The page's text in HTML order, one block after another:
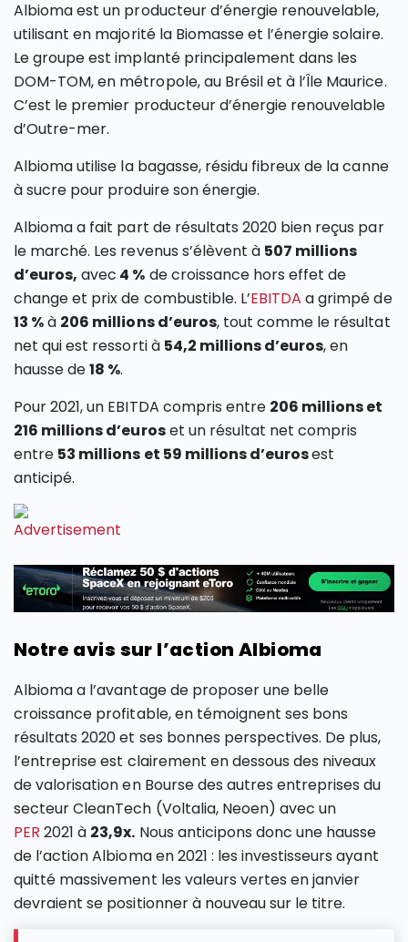
Albioma est un producteur d’énergie renouvelable,
utilisant en majorité la Biomasse et l’énergie solaire.
Le groupe est implanté principalement dans les
DOM-TOM, en métropole, au Brésil et à l’Île Maurice.
C’est le premier producteur d’énergie renouvelable
d’Outre-mer.
Albioma utilise la bagasse, résidu fibreux de la canne
à sucre pour produire son énergie.
Albioma a fait part de résultats 2020 bien reçus par
le marché. Les revenus s’élèvent à 507 millions
d’euros, avec 4 % de croissance hors effet de
change et prix de combustible. L’EBITDA a grimpé de
13 %à 206 millions d’euros, tout comme le résultat
net qui est ressorti à 54,2 millions d’euros, en
hausse de18 %.
Pour 2021, un EBITDA compris entre 206 millions et
216 millions d’euroset un résultat net compris
entre 53 millions et 59 millions d’eurosest
anticipé.
Notre avis sur l’action Albioma
Albioma a l’avantage de proposer une belle
croissance profitable, en témoignent ses bons
résultats 2020 et ses bonnes perspectives. De plus,
l’entreprise est clairement en dessous des niveaux
de valorisation en Bourse des autres entreprises du
secteur CleanTech (Voltalia, Neoen) avec un
PER 2021 à 23,9x. Nous anticipons donc une hausse
de l’action Albioma en 2021 : les investisseurs ayant
quitté massivement les valeurs vertes en janvier
devraient se positionner à nouveau sur le titre.